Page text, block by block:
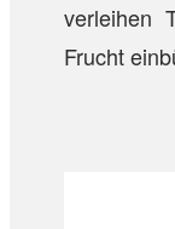
verleihen
Frucht